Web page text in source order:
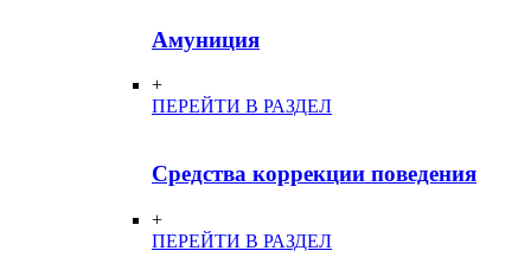
Амуниция
+
ПЕРЕЙТИ В РАЗДЕЛ
Средства коррекции поведения
+
ПЕРЕЙТИ В РАЗДЕЛ